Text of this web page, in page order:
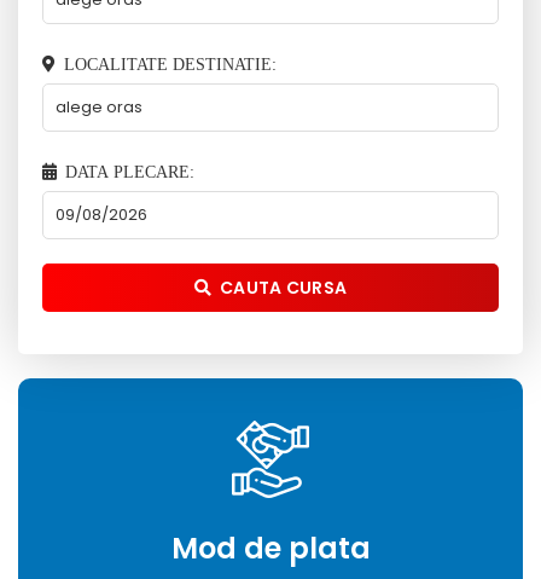
LOCALITATE DESTINATIE:
DATA PLECARE:
CAUTA CURSA
Mod de plata